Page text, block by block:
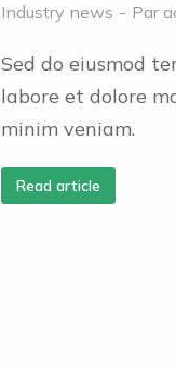
Industry news Par
Sed do eiusmod
labore et dolore
minim veniam.
Read article